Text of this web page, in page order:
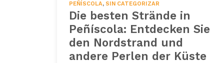
PEÑÍSCOLA, SIN CATEGORIZAR
Die besten Strände in
Peñíscola: Entdecken Sie
den Nordstrand und
andere Perlen der Küste